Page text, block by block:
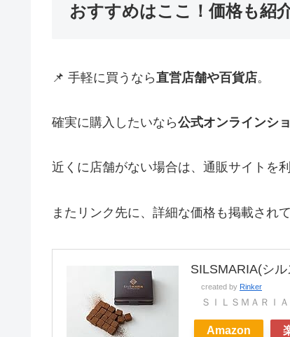
おすすめはここ！価格も紹
📌 手軽に買うなら直営店舗や百貨店。
確実に購入したいなら公式オンラインシ
近くに店舗がない場合は、通販サイトを
またリンク先に、詳細な価格も掲載され
SILSMARIA(シ
created by Rinker
ＳＩＬＳＭＡＲＩＡ
Amazon